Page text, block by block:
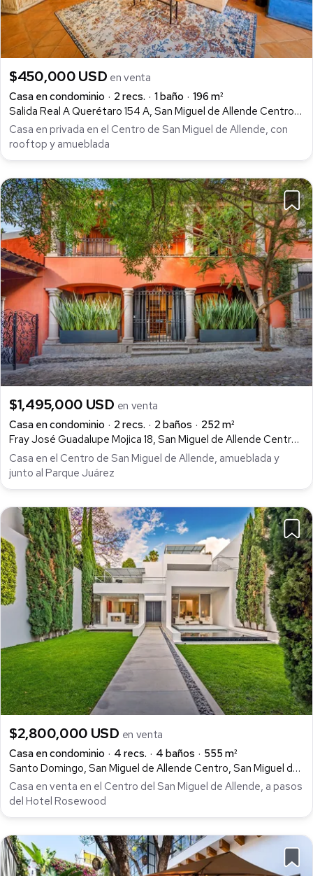
$450,000 USD en venta
Casa en condominio
2 recs. 1 baño
196 m²
Salida Real A Querétaro 154 A, San Miguel de Allende Centro, San Miguel de Allende
Casa en privada en el Centro de San Miguel de Allende, con
rooftop y amueblada
$1,495,000 USD en venta
Casa en condominio
2 recs. 2 baños
252 m²
Fray José Guadalupe Mojica 18, San Miguel de Allende Centro, San Miguel de Allende
Casa en el Centro de San Miguel de Allende, amueblada y
junto al Parque Juárez
$2,800,000 USD en venta
Casa en condominio
4 recs. 4 baños
555 m²
Santo Domingo, San Miguel de Allende Centro, San Miguel de Allende
Casa en venta en el Centro del San Miguel de Allende, a pasos
del Hotel Rosewood